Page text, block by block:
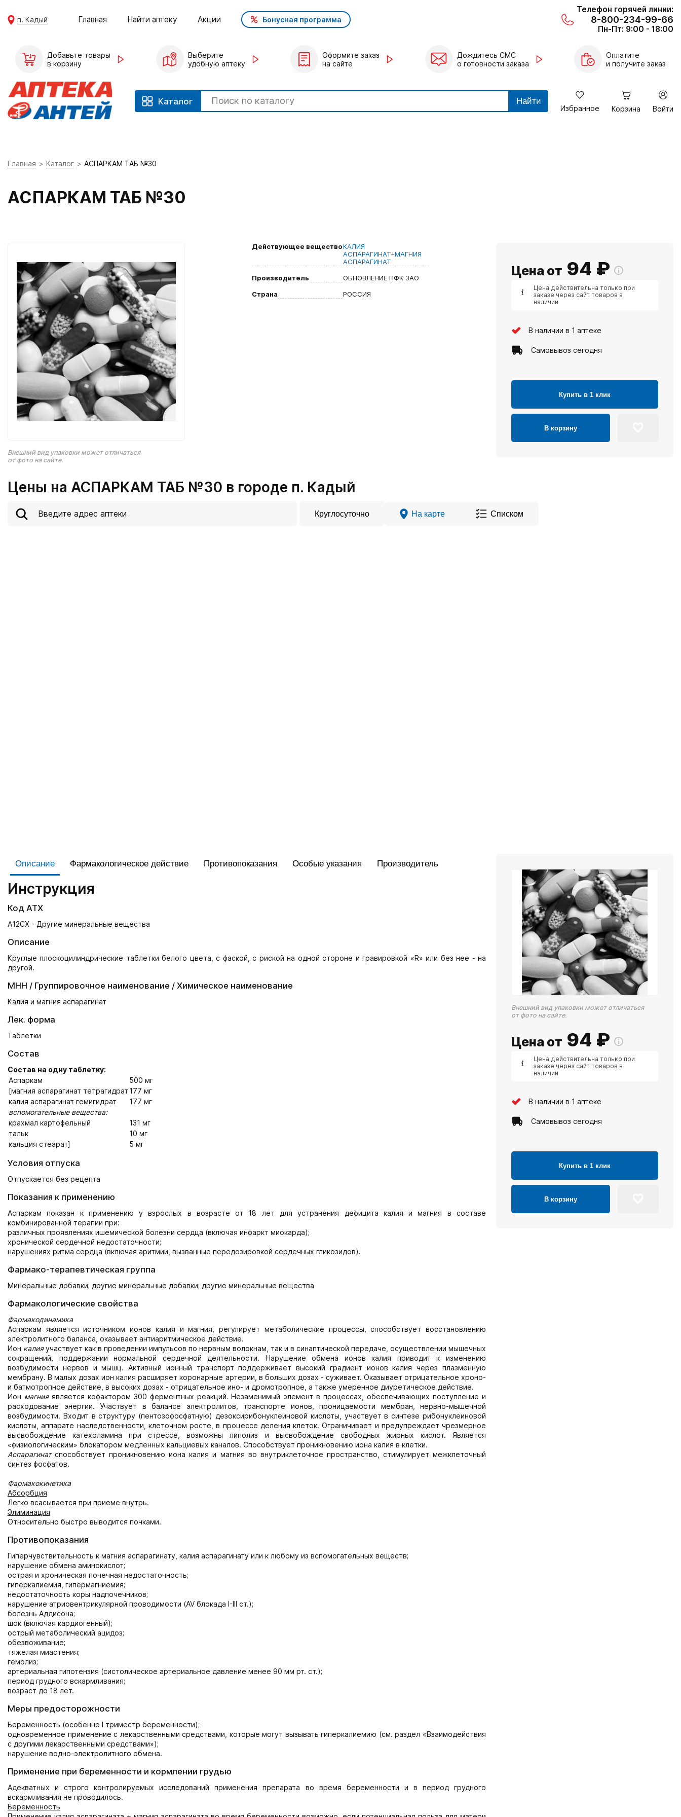
п. Кадый Главная Найти аптеку Акции Бонусная программа
Телефон горячей линии:
8-800-234-99-66
Пн-Пт: 9:00 - 18:00
Добавьте товары
в корзину
Выберите
удобную аптеку
Оформите заказ
на сайте
Дождитесь СМС
о готовности заказа
Оплатите
и получите заказ
Каталог Найти
Избранное Корзина Войти
Главная Каталог АСПАРКАМ ТАБ №30
АСПАРКАМ ТАБ №30
Внешний вид упаковки может отличаться
от фото на сайте.
Действующее веществоКАЛИЯ
АСПАРАГИНАТ+МАГНИЯ
АСПАРАГИНАТ
Производитель
ОБНОВЛЕНИЕ ПФК ЗАО
Страна
РОССИЯ
Цена от 94 ₽
Цена действительна только при
заказе через сайт товаров в
наличии
В наличии в 1 аптеке
Самовывоз сегодня
Купить в 1 клик
В корзину
Цены на АСПАРКАМ ТАБ №30 в городе п. Кадый
Круглосуточно На карте Списком
Описание Фармакологическое действие Противопоказания Особые указания Производитель
Инструкция
Код АТХ
A12CX - Другие минеральные вещества
Описание
Круглые плоскоцилиндрические таблетки белого цвета, с фаской, с риской на одной стороне и гравировкой «R» или без нее - на
другой.
МНН / Группировочное наименование / Химическое наименование
Калия и магния аспарагинат
Лек. форма
Таблетки
Состав
Состав на одну таблетку:
Аспаркам
500 мг
[магния аспарагинат тетрагидрат 177 мг
калия аспарагинат гемигидрат
177 мг
вспомогательные вещества:
крахмал картофельный
131 мг
тальк
10 мг
кальция стеарат]
5 мг
Условия отпуска
Отпускается без рецепта
Показания к применению
Аспаркам показан к применению у взрослых в возрасте от 18 лет для устранения дефицита калия и магния в составе
комбинированной терапии при:
различных проявлениях ишемической болезни сердца (включая инфаркт миокарда);
хронической сердечной недостаточности;
нарушениях ритма сердца (включая аритмии, вызванные передозировкой сердечных гликозидов).
Фармако-терапевтическая группа
Минеральные добавки; другие минеральные добавки; другие минеральные вещества
Фармакологические свойства
Фармакодинамика
Аспаркам является источником ионов калия и магния, регулирует метаболические процессы, способствует восстановлению
электролитного баланса, оказывает антиаритмическое действие.
Ион калияучаствует как в проведении импульсов по нервным волокнам, так и в синаптической передаче, осуществлении мышечных
сокращений, поддержании нормальной сердечной деятельности. Нарушение обмена ионов калия приводит к изменению
возбудимости нервов и мышц. Активный ионный транспорт поддерживает высокий градиент ионов калия через плазменную
мембрану. В малых дозах ион калия расширяет коронарные артерии, в больших дозах - суживает. Оказывает отрицательное хроно-
и батмотропное действие, в высоких дозах - отрицательное ино- и дромотропное, а также умеренное диуретическое действие.
Ион магнияявляется кофактором 300 ферментных реакций. Незаменимый элемент в процессах, обеспечивающих поступление и
расходование энергии. Участвует в балансе электролитов, транспорте ионов, проницаемости мембран, нервно-мышечной
возбудимости. Входит в структуру (пентозофосфатную) дезоксирибонуклеиновой кислоты, участвует в синтезе рибонуклеиновой
кислоты, аппарате наследственности, клеточном росте, в процессе деления клеток. Ограничивает и предупреждает чрезмерное
высвобождение катехоламина при стрессе, возможны липолиз и высвобождение свободных жирных кислот. Является
«физиологическим» блокатором медленных кальциевых каналов. Способствует проникновению иона калия в клетки.
Аспарагинатспособствует проникновению иона калия и магния во внутриклеточное пространство, стимулирует межклеточный
синтез фосфатов.
Фармакокинетика
Абсорбция
Легко всасывается при приеме внутрь.
Элиминация
Относительно быстро выводится почками.
Противопоказания
Гиперчувствительность к магния аспарагинату, калия аспарагинату или к любому из вспомогательных веществ;
нарушение обмена аминокислот;
острая и хроническая почечная недостаточность;
гиперкалиемия, гипермагниемия;
недостаточность коры надпочечников;
нарушение атриовентрикулярной проводимости (AV блокада I-III ст.);
болезнь Аддисона;
шок (включая кардиогенный);
острый метаболический ацидоз;
обезвоживание;
тяжелая миастения;
гемолиз;
артериальная гипотензия (систолическое артериальное давление менее 90 мм рт. ст.);
период грудного вскармливания;
возраст до 18 лет.
Меры предосторожности
Беременность (особенно I триместр беременности);
одновременное применение с лекарственными средствами, которые могут вызывать гиперкалиемию (см. раздел «Взаимодействия
с другими лекарственными средствами»);
нарушение водно-электролитного обмена.
Применение при беременности и кормлении грудью
Адекватных и строго контролируемых исследований применения препарата во время беременности и в период грудного
вскармливания не проводилось.
Беременность
Внешний вид упаковки может отличаться
от фото на сайте.
Цена от 94 ₽
Цена действительна только при
заказе через сайт товаров в
наличии
В наличии в 1 аптеке
Самовывоз сегодня
Купить в 1 клик
В корзину